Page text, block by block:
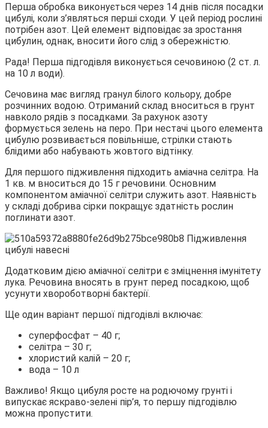
Перша обробка виконується через 14 днів після посадки
цибулі, коли з’являться перші сходи. У цей період рослині
потрібен азот. Цей елемент відповідає за зростання
цибулин, однак, вносити його слід з обережністю.
Рада! Перша підгодівля виконується сечовиною (2 ст. л.
на 10 л води).
Сечовина має вигляд гранул білого кольору, добре
розчинних водою. Отриманий склад вноситься в грунт
навколо рядів з посадками. За рахунок азоту
формується зелень на перо. При нестачі цього елемента
цибулю розвивається повільніше, стрілки стають
блідими або набувають жовтого відтінку.
Для першого підживлення підходить аміачна селітра. На
1 кв. м вноситься до 15 г речовини. Основним
компонентом аміачної селітри служить азот. Наявність
у складі добрива сірки покращує здатність рослин
поглинати азот.
Додатковим дією аміачної селітри є зміцнення імунітету
лука. Речовина вносять в грунт перед посадкою, щоб
усунути хвороботворні бактерії.
Ще один варіант першої підгодівлі включає:
суперфосфат – 40 г;
селітра – 30 г;
хлористий калій – 20 г;
вода – 10 л
Важливо! Якщо цибуля росте на родючому грунті і
випускає яскраво-зелені пір’я, то першу підгодівлю
можна пропустити.